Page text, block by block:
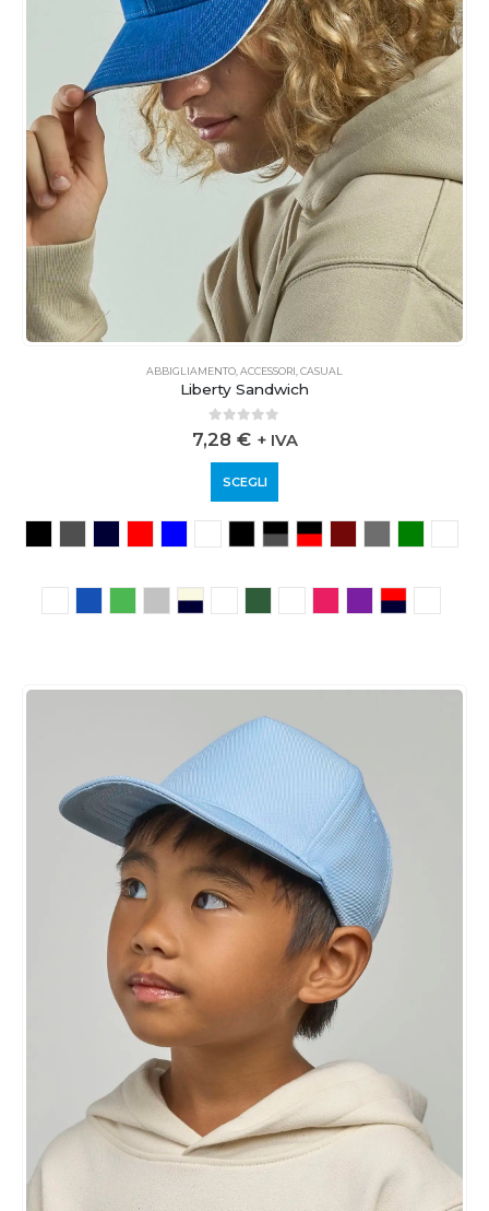
ABBIGLIAMENTO,ACCESSORI,CASUAL
Liberty Sandwich
0 out of 5
7,28 € + IVA
SCEGLI